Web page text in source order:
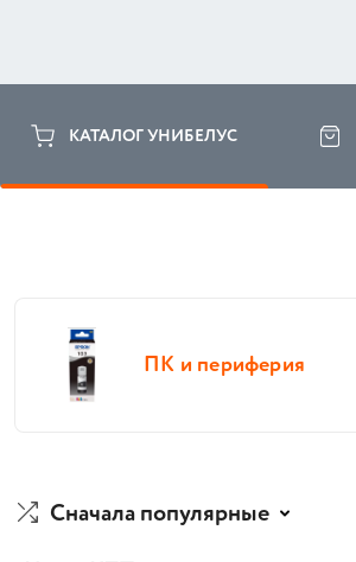
КАТАЛОГ УНИБЕЛУС
ПК и периферия
Сначала популярные